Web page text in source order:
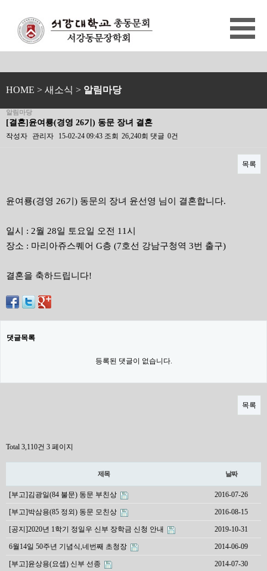
HOME > 새소식 > 알림마당
알림마당
[결혼]윤여룡(경영 26기) 동문 장녀 결혼
작성자 관리자 15-02-24 09:43 조회 26,240회 댓글 0건
목록
윤여룡(경영 26기) 동문의 장녀 윤선영 님이 결혼합니다.
일시 : 2월 28일 토요일 오전 11시
장소 : 마리아쥬스퀘어 G층 (7호선 강남구청역 3번 출구)
결혼을 축하드립니다!
댓글목록
등록된 댓글이 없습니다.
목록
Total 3,110건 3 페이지
제목 날짜
[부고]김광일(84 불문) 동문 부친상 2016-07-26
[부고]박삼용(85 정외) 동문 모친상 2016-08-15
[공지]2020년 1학기 정일우 신부 장학금 신청 안내 2019-10-31
6월14일 50주년 기념식,네번째 초청장 2014-06-09
[부고]윤상용(요셉) 신부 선종 2014-07-30